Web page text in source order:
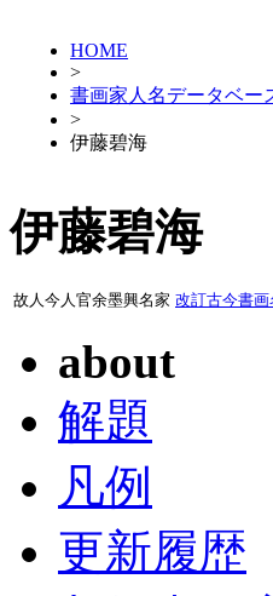
HOME
>
書画家人名データベー
>
伊藤碧海
伊藤碧海
故人今人官余墨興名家 改訂古今書
about
解題
凡例
更新履歴